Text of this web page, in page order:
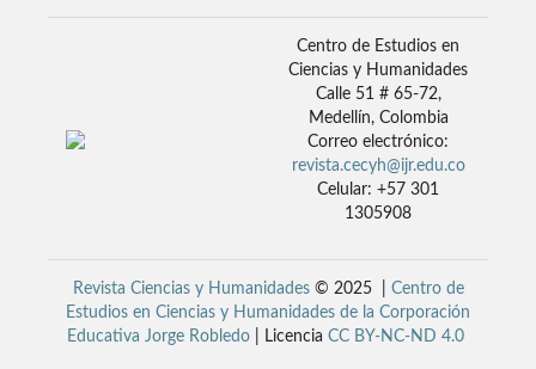
Centro de Estudios en
Ciencias y Humanidades
Calle 51 # 65-72,
Medellín, Colombia
Correo electrónico:
revista.cecyh@ijr.edu.co
Celular: +57 301
1305908
Revista Ciencias y Humanidades© 2025 | Centro de
Estudios en Ciencias y Humanidades de la Corporación
Educativa Jorge Robledo | Licencia CC BY-NC-ND 4.0